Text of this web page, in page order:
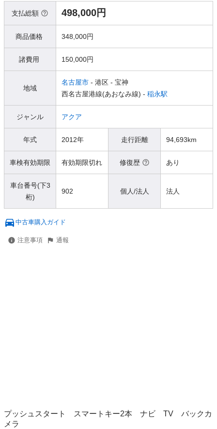
支払総額 498,000円
商品価格 348,000円
諸費用 150,000円
地域
名古屋市 - 港区 - 宝神
西名古屋港線(あおなみ線) - 稲永駅
ジャンル アクア
年式 2012年 走行距離 94,693km
車検有効期限 有効期限切れ 修復歴 あり
車台番号(下3
桁)
902 個人/法人 法人
中古車購入ガイド
注意事項 通報
プッシュスタート　スマートキー2本　ナビ　TV　バックカ
メラ